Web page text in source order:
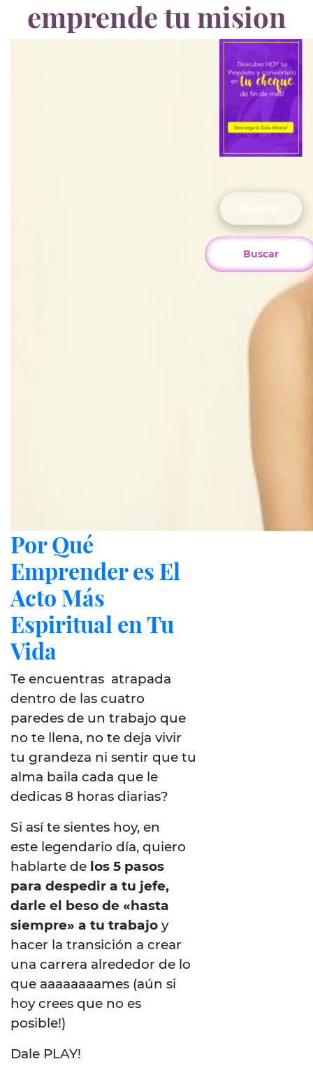
emprende tu mision
Por Qué
Emprender es El
Acto Más
Espiritual en Tu
Vida
Te encuentras atrapada
dentro de las cuatro
paredes de un trabajo que
no te llena, no te deja vivir
tu grandeza ni sentir que tu
alma baila cada que le
dedicas 8 horas diarias?
Si así te sientes hoy, en
este legendario día, quiero
hablarte de los 5 pasos
para despedir a tu jefe,
darle el beso de «hasta
siempre» a tu trabajo y
hacer la transición a crear
una carrera alrededor de lo
que aaaaaaaames (aún si
hoy crees que no es
posible!)
Dale PLAY!